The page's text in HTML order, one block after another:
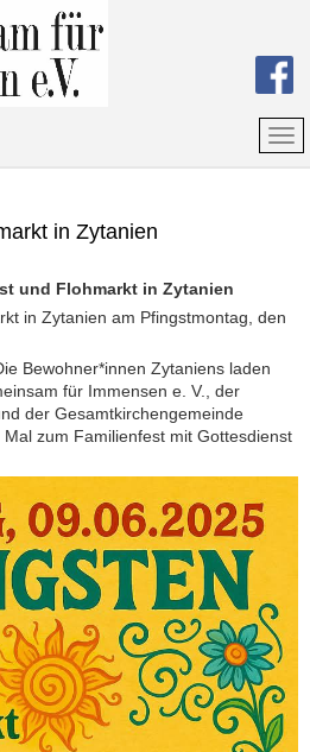
in Zytanien
und Flohmarkt in Zytanien
in Zytanien am Pfingstmontag, den
Bewohner*innen Zytaniens laden
für Immensen e. V., der
der Gesamtkirchengemeinde
zum Familienfest mit Gottesdienst